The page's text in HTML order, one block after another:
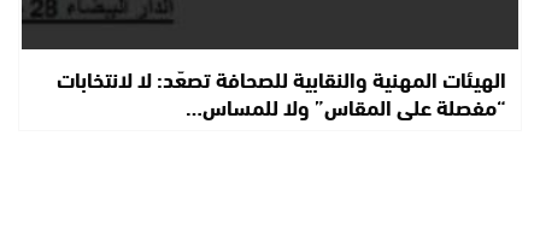
الهيئات المهنية والنقابية للصحافة تصعّد: لا لانتخابات
“مفصلة على المقاس” ولا للمساس…